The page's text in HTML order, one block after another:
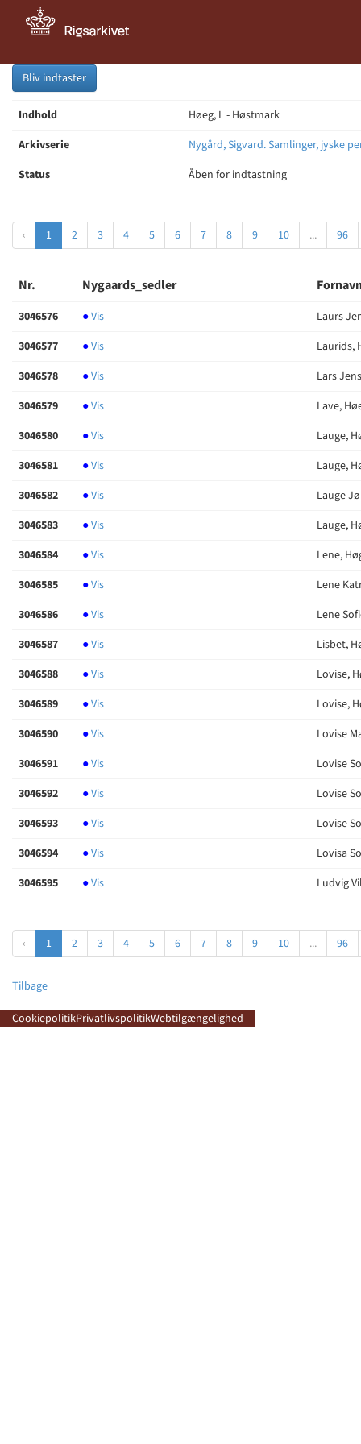
Bliv indtaster
Indhold
Høeg, L - Høstmark
Arkivserie
Nygård, Sigvard. Samlinger, jyske
Status
Åben for indtastning
‹ 1 2 3 4 5 6 7 8 9 10 ... 96
Nr. Nygaards_sedler
3046576 ●Vis
Laurs
3046577
●Vis
Laurids,
3046578
●Vis
Lars
3046579
●Vis
Lave,
3046580
●Vis
Lauge,
3046581
●Vis
Lauge,
3046582
●Vis
Lauge
3046583
●Vis
Lauge,
3046584
●Vis
Lene,
3046585
●Vis
Lene
3046586
●Vis
Lene
3046587
●Vis
Lisbet,
3046588
●Vis
Lovise,
3046589
●Vis
Lovise,
3046590
●Vis
Lovise
3046591
●Vis
Lovise
3046592
●Vis
Lovise
3046593
●Vis
Lovise
3046594
●Vis
Lovisa
3046595
●Vis Ludvig
‹ 1 2 3 4 5 6 7 8 9 10 ... 96
Tilbage
CookiepolitikPrivatlivspolitikWebtilgængelighed